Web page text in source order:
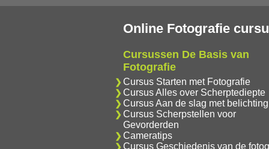
Online Fotografie
Cursussen De Basis van
Fotografie
Cursus Starten met Fotografie
Cursus Alles over Scherptediepte
Cursus Aan de slag met belichting
Cursus Scherpstellen voor
Gevorderden
Cameratips
Cursus Geschiedenis van de